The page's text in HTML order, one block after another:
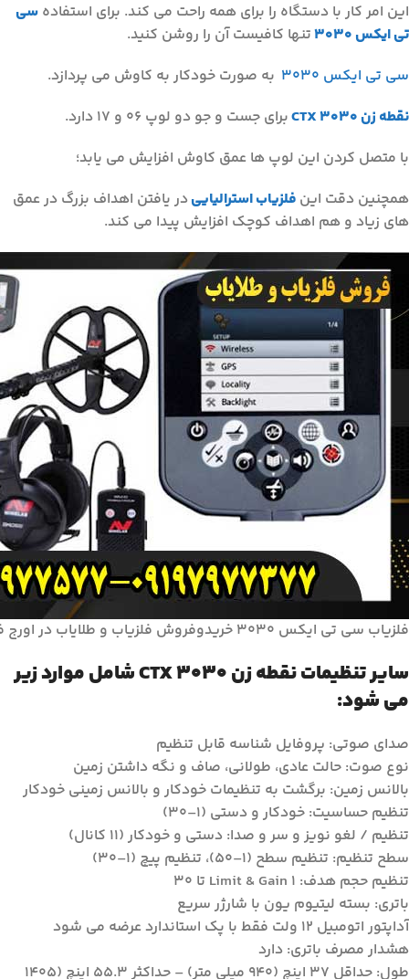
این امر کار با دستگاه را برای همه راحت می کند. برای استفاده سی
تی ایکس 3030
تنها کافیست آن را روشن کنید.
سی تی ایکس 3030
به صورت خودکار به کاوش می پردازد.
نقطه زن CTX 3030
برای جست و جو دو لوپ 06 و 17 دارد.
با متصل کردن این لوپ ها عمق کاوش افزایش می یابد؛
همچنین دقت این فلزیاب استرالیاییدر یافتن اهداف بزرگ در عمق
های زیاد و هم اهداف کوچک افزایش پیدا می کند.
فلزیاب سی تی ایکس 3030 خریدوفروش فلزیاب و طلایاب در اورج فلزیاب
سایر تنظیمات نقطه زن 3030 CTX شامل موارد زیر
می شود:
صدای صوتی: پروفایل شناسه قابل تنظیم
نوع صوت: حالت عادی، طولانی، صاف و نگه داشتن زمین
بالانس زمین: برگشت به تنظیمات خودکار و بالانس زمینی خودکار
تنظیم حساسیت: خودکار و دستی (1–30)
تنظیم / لغو نویز و سر و صدا: دستی و خودکار (11 کانال)
سطح تنظیم: تنظیم سطح (1–50)، تنظیم پیچ (1–30)
تنظیم حجم هدف: Limit & Gain 1 تا 30
باتری: بسته لیتیوم یون با شارژر سریع
آداپتور اتومبیل 12 ولت فقط با پک استاندارد عرضه می شود
هشدار مصرف باتری: دارد
طول: حداقل 37 اینچ (940 میلی متر) – حداکثر 55.3 اینچ (1405